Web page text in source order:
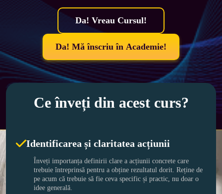
Da! Vreau Cursul!
Da! Mă înscriu în Academie!
Ce înveți din acest curs?
Identificarea și claritatea acțiunii
Înveți importanța definirii clare a acțiunii concrete care
trebuie întreprinsă pentru a obține rezultatul dorit. Reține de
pe acum că trebuie să fie ceva specific și practic, nu doar o
idee generală.